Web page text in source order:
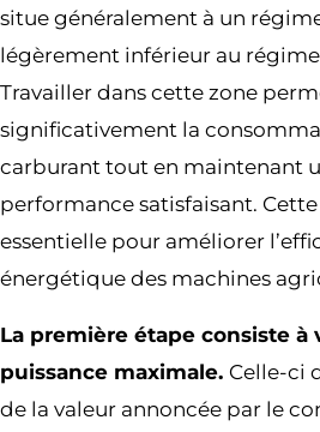
situe généralement à un
légèrement inférieur au
Travailler dans cette zone
significativement la
carburant tout en maintenant
performance satisfaisant.
essentielle pour améliorer
énergétique des machines
La première étape consiste à
puissance maximale. Celle-ci
de la valeur annoncée par le